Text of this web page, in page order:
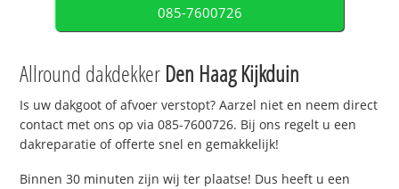
085-7600726
Allround dakdekker Den Haag Kijkduin
Is uw dakgoot of afvoer verstopt? Aarzel niet en neem direct
contact met ons op via 085-7600726. Bij ons regelt u een
dakreparatie of offerte snel en gemakkelijk!
Binnen 30 minuten zijn wij ter plaatse! Dus heeft u een